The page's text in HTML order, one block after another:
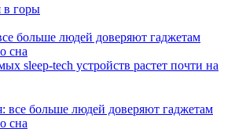
больше людей доверяют гаджетам
сна
sleep-tech устройств растет почти на